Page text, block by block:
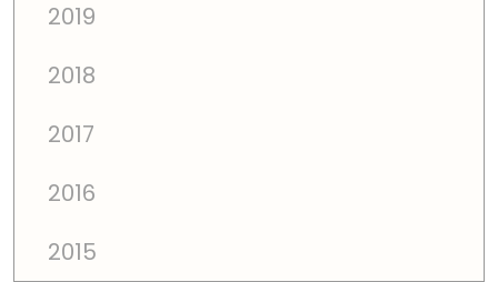
2019
2018
2017
2016
2015